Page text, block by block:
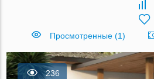
Просмотренные (1)
236